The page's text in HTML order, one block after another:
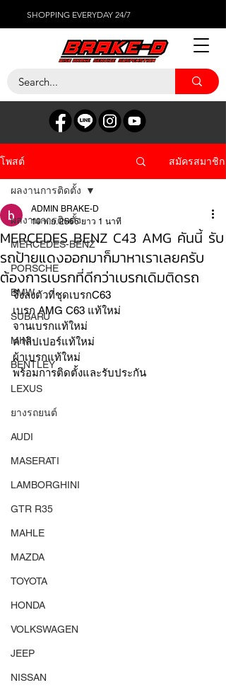
SHOPPING EVERYDAY 24/7
โพสต์ สมัครสมาชิก
ผลงานการติดตั้ง
MERCEDES-BENZ
PORSCHE
BMW
SUBARU
MINI
BENTLEY
LEXUS
ยางรถยนต์
AUDI
MASERATI
LAMBORGHINI
GTR R35
MAHLE
MAZDA
TOYOTA
HONDA
VOLKSWAGEN
JEEP
NISSAN
ผลงานการติดตั้ง
MERCEDES BENZ C43 AMG คันนี้ รับ
รถป้ายแดงออกมาก็มาหาเราเลยครับ
ต้องการเบรกที่ดีกว่าเบรกเดิมติดรถ
ADMIN BRAKE-D
10 พ.ย. 2566 ยาว 1 นาที
จึงลงตัวที่ชุดเบรกC63
เบรก AMG C63 แท้ใหม่
จานเบรกแท้ใหม่
คาลิปเปอร์แท้ใหม่
ผ้าเบรกแท้ใหม่
พร้อมการติดตั้งและรับประกัน